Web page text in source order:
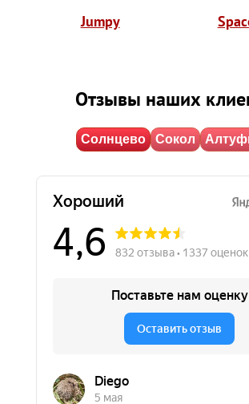
Jumpy
Отзывы наших
Солнцево Сокол